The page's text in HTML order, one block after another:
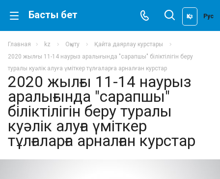
Басты бет Қаз Рус
Главная kz Оқыту
Қайта даярлау курстары
2020 жылғы 11-14 наурыз аралығында "сарапшы" біліктілігін беру
туралы куәлік алуға үміткер тұлғаларға арналған курстар
2020 жылғы 11-14 наурыз
аралығында "сарапшы"
біліктілігін беру туралы
куәлік алуға үміткер
тұлғаларға арналған курстар